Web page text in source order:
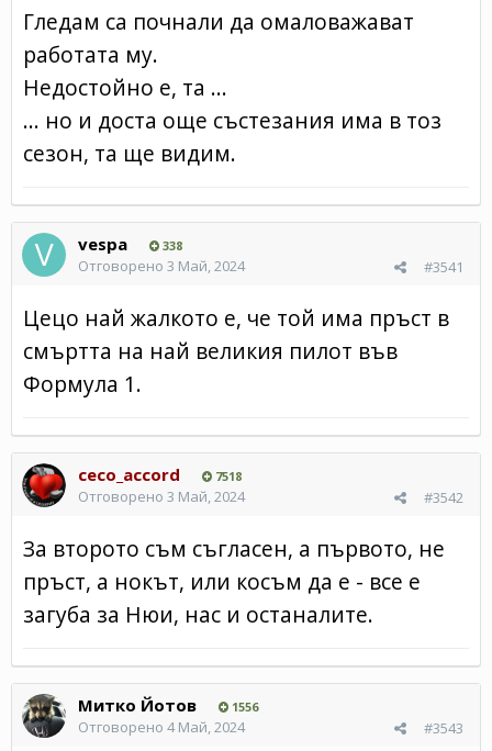
Гледам са почнали да омаловажават
работата му.
Недостойно е, та ...
... но и доста още състезания има в тоз
сезон, та ще видим.
vespa 338
#3541
Отговорено 3 Май, 2024
Цецо най жалкото е, че той има пръст в
смъртта на най великия пилот във
Формула 1.
ceco_accord 7518
#3542
Отговорено 3 Май, 2024
За второто съм съгласен, а първото, не
пръст, а нокът, или косъм да е - все е
загуба за Нюи, нас и останалите.
Митко Йотов 1556
#3543
Отговорено 4 Май, 2024